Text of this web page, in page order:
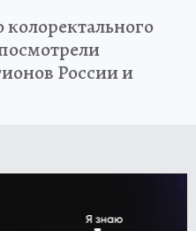
России и